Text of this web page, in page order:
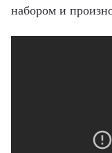
набором и